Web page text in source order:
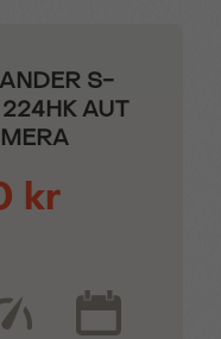
NCAP 5
baksäten
fästen bak
S-
AUT
kr